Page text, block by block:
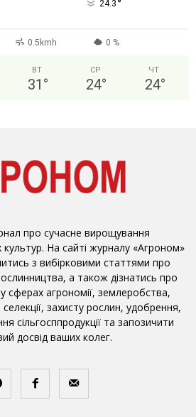
24.3 °
0.5kmh 0 %
ВТ
31 °
СР
24°
ЧТ
24°
про сучасне вирощування
культур. На сайті журналу «Агроном»
з вибірковими статтями про
а також дізнатись про
сферах агрономії, землеробства,
селекції, захисту рослин, удобрення,
сільгосппродукції та запозичити
досвід ваших колег.